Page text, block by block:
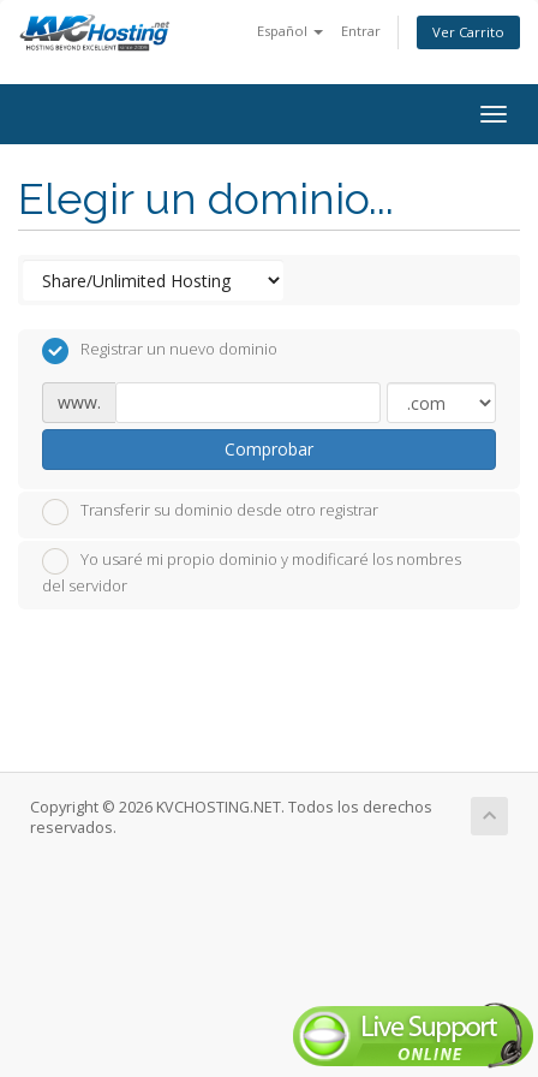
Español Entrar Ver Carrito
Elegir un dominio...
Registrar un nuevo dominio
www.
Comprobar
Transferir su dominio desde otro registrar
Yo usaré mi propio dominio y modificaré los nombres
del servidor
Copyright © 2026 KVCHOSTING.NET. Todos los derechos
reservados.